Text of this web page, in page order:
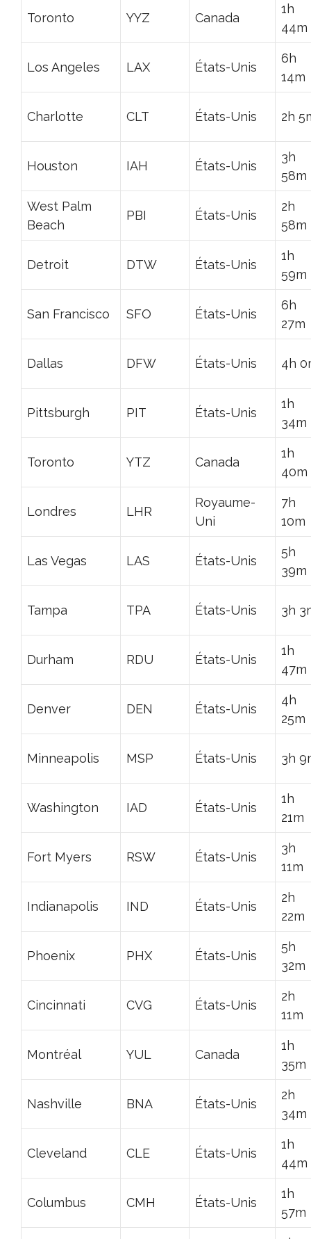
Toronto YYZ Canada
1h
44m
Los Angeles LAX États-Unis
6h
14m
Charlotte CLT États-Unis 2h
Houston IAH États-Unis
3h
58m
West Palm
Beach
PBI États-Unis
2h
58m
Detroit DTW États-Unis
1h
59m
San Francisco SFO États-Unis
6h
27m
Dallas DFW États-Unis 4h
Pittsburgh PIT États-Unis
1h
34m
Toronto YTZ Canada
1h
40m
Londres LHR
Royaume-
Uni
7h
10m
Las Vegas LAS États-Unis
5h
39m
Tampa TPA États-Unis 3h
Durham RDU États-Unis
1h
47m
Denver DEN États-Unis
4h
25m
Minneapolis MSP États-Unis 3h
Washington IAD États-Unis
1h
21m
Fort Myers RSW États-Unis
3h
11m
Indianapolis IND États-Unis
2h
22m
Phoenix PHX États-Unis
5h
32m
Cincinnati CVG États-Unis
2h
11m
Montréal YUL Canada
1h
35m
Nashville BNA États-Unis
2h
34m
Cleveland CLE États-Unis
1h
44m
Columbus CMH États-Unis
1h
57m